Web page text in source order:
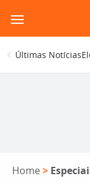
para
o
conteúdo
Últimas Notícias
Home >